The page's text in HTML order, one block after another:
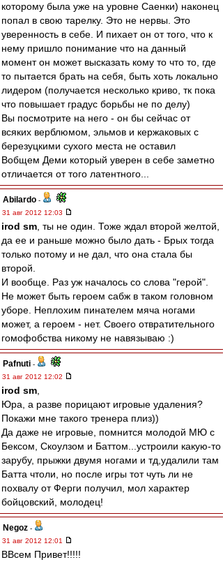
которому была уже на уровне Саенки) наконец
попал в свою тарелку. Это не нервы. Это
уверенность в себе. И пихает он от того, что к
нему пришло понимание что на данный
момент он может высказать кому то что то, где
то пытается брать на себя, быть хоть локально
лидером (получается несколько криво, тк пока
что повышает градус борьбы не по делу)
Вы посмотрите на него - он бы сейчас от
всяких верблюмом, эльмов и кержаковых с
березуцкими сухого места не оставил
Вобщем Деми который уверен в себе заметно
отличается от того латентного...
Abilardo -
31 авг 2012 12:03
irod sm , ты не один. Тоже ждал второй желтой,
да ее и раньше можно было дать - Брых тогда
только потому и не дал, что она стала бы
второй.
И вообще. Раз уж началось со слова "герой".
Не может быть героем сабж в таком головном
уборе. Неплохим пинателем мяча ногами
может, а героем - нет. Своего отвратительного
гомофобства никому не навязываю :)
Pafnuti -
31 авг 2012 12:02
irod sm
Юра, а разве порицают игровые удаления?
Покажи мне такого тренера плиз))
Да даже не игровые, помнится молодой МЮ с
Бексом, Скоулзом и Баттом...устроили какую-то
зарубу, прыжки двумя ногами и тд,удалили там
Батта чтоли, но после игры тот чуть ли не
похвалу от Ферги получил, мол характер
бойцовский, молодец!
Negoz -
31 авг 2012 12:01
ВВсем Привет!!!!!